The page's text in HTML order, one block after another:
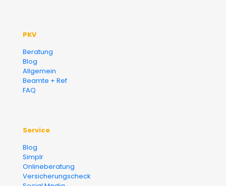
PKV
Beratung
Blog
Allgemein
Beamte + Ref
FAQ
Service
Blog
Simplr
Onlineberatung
Versicherungscheck